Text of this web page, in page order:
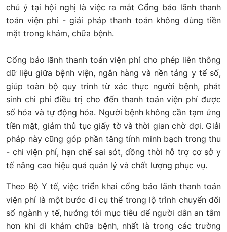
chú ý tại hội nghị là việc ra mắt Cổng bảo lãnh thanh
toán viện phí - giải pháp thanh toán không dùng tiền
mặt trong khám, chữa bệnh.
Cổng bảo lãnh thanh toán viện phí cho phép liên thông
dữ liệu giữa bệnh viện, ngân hàng và nền tảng y tế số,
giúp toàn bộ quy trình từ xác thực người bệnh, phát
sinh chi phí điều trị cho đến thanh toán viện phí được
số hóa và tự động hóa. Người bệnh không cần tạm ứng
tiền mặt, giảm thủ tục giấy tờ và thời gian chờ đợi. Giải
pháp này cũng góp phần tăng tính minh bạch trong thu
- chi viện phí, hạn chế sai sót, đồng thời hỗ trợ cơ sở y
tế nâng cao hiệu quả quản lý và chất lượng phục vụ.
Theo Bộ Y tế, việc triển khai cổng bảo lãnh thanh toán
viện phí là một bước đi cụ thể trong lộ trình chuyển đổi
số ngành y tế, hướng tới mục tiêu để người dân an tâm
hơn khi đi khám chữa bệnh, nhất là trong các trường